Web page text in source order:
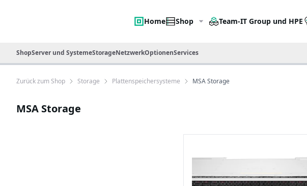
Home Shop Team-IT Group und HPE
ShopServer und SystemeStorageNetzwerkOptionenServices
Zurück zum Shop Storage Plattenspeichersysteme MSA Storage
MSA Storage